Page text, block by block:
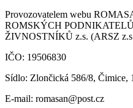
Provozovatelem webu
ROMSKÝCH
ŽIVNOSTNÍKŮ z.s. (ARSZ
IČO: 19506830
Sídlo: Zlončická 586/8, Čimice,
E-mail: romasan@post.cz